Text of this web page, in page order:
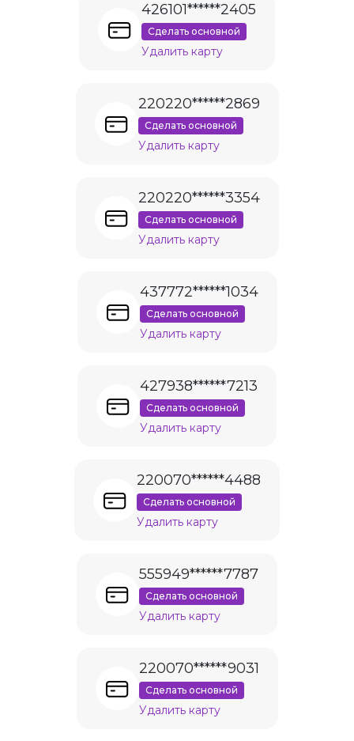
426101******2405
Сделать основной
Удалить карту
220220******2869
Сделать основной
Удалить карту
220220******3354
Сделать основной
Удалить карту
437772******1034
Сделать основной
Удалить карту
427938******7213
Сделать основной
Удалить карту
220070******4488
Сделать основной
Удалить карту
555949******7787
Сделать основной
Удалить карту
220070******9031
Сделать основной
Удалить карту